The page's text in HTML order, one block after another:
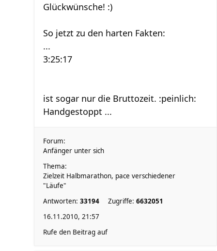
Glückwünsche! :)
So jetzt zu den harten Fakten:
...
3:25:17
ist sogar nur die Bruttozeit. :peinlich:
Handgestoppt ...
Forum:
Anfänger unter sich
Thema:
Zielzeit Halbmarathon, pace verschiedener
"Läufe"
Antworten: 33194 Zugriffe: 6632051
16.11.2010, 21:57
Rufe den Beitrag auf